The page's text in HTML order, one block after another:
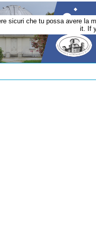
sicuri che tu possa avere la
it. If